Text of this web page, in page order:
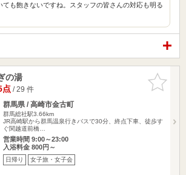
ても飽きないですね。スタッフの皆さんの対応も明る
お気に入
りに追加
の湯
点/ 29 件
群馬県 / 高崎市金古町
群馬総社駅3.66km
JR高崎駅から群馬温泉行きバスで30分、終点下車、徒歩す
ぐ関越道前橋…
営業時間 9:00～23:00
入浴料金 800円～
日帰り 女子旅・女子会